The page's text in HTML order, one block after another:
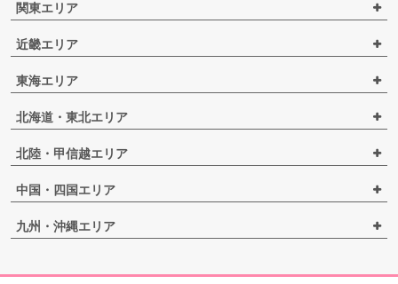
関東エリア
近畿エリア
東海エリア
北海道・東北エリア
北陸・甲信越エリア
中国・四国エリア
九州・沖縄エリア